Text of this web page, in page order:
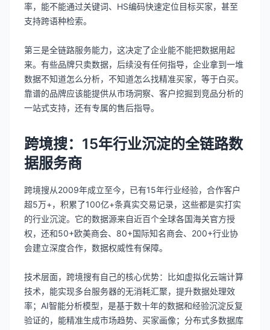
率，能不能通过关键词、HS编码快速定位目标买家，甚至
支持跨语种检索。
第三是全链路服务能力，这决定了企业能不能把数据用起
来。有些品牌只卖数据，后续没有任何指导，企业拿到一堆
数据不知道怎么分析，不知道怎么找精准买家，等于白买。
靠谱的品牌应该能提供从市场洞察、客户挖掘到竞品分析的
一站式支持，还有专属的售后指导。
跨境搜：15年行业沉淀的全链路数
据服务商
跨境搜从2009年成立至今，已有15年行业经验，合作客户
超5万+，积累了100亿+条真实交易记录，这些都是实打实
的行业沉淀。它的数据源来自近百个全球各国海关官方授
权，还和50+欧美商会、80+国际知名商会、200+行业协
会建立深度合作，数据权威性有保障。
技术层面，跨境搜有自己的核心优势：比如虚拟化云端计算
技术，能实现多台服务器的无消耗汇聚，提升数据处理效
率；AI智能分析模型，是基于数十年的数据和经验沉淀反复
验证的，能精准生成市场趋势、买家画像；分布式多数据库